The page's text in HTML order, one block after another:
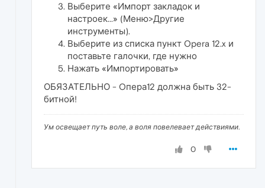
Выберите «Импорт закладок и
настроек...» (Меню>Другие
инструменты).
Выберите из списка пункт Opera 12.x и
поставьте галочки, где нужно
Нажать «Импортировать»
ОБЯЗАТЕЛЬНО - Oпера12 должна быть 32-
битной!
Ум освещает путь воле, а воля повелевает действиями.
0